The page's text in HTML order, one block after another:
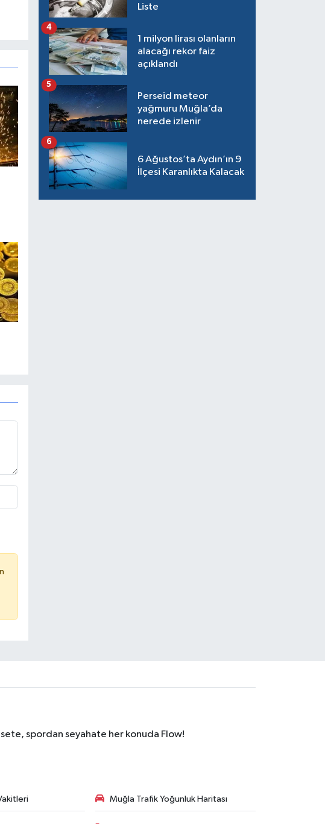
Liste
1 milyon lirası olanların
alacağı rekor faiz
açıklandı
4
Perseid meteor
yağmuru Muğla’da
nerede izlenir
5
6 Ağustos’ta Aydın’ın 9
İlçesi Karanlıkta Kalacak
6
spordan seyahate her konuda Flow!
Muğla Trafik Yoğunluk Haritası